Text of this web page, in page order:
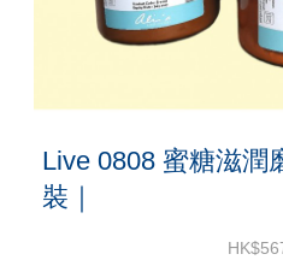
Live 0808 蜜糖滋潤
裝｜